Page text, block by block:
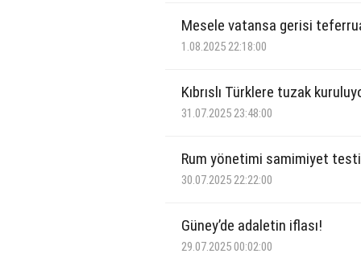
Mesele vatansa gerisi
1.08.2025 22:18:00
Kıbrıslı Türklere tuzak
31.07.2025 23:48:00
Rum yönetimi samimiyet
30.07.2025 22:22:00
Güney’de adaletin iflası!
29.07.2025 00:02:00